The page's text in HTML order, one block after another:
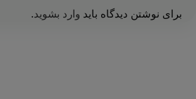
برای نوشتن دیدگاه باید وارد بشوید .